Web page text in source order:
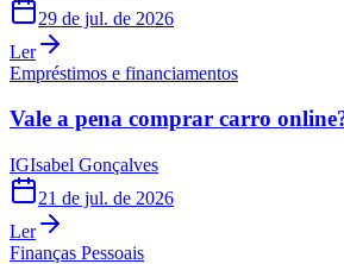
29 de jul. de 2026
Ler
Empréstimos e financiamentos
Vale a pena comprar carro
IGIsabel Gonçalves
21 de jul. de 2026
Ler
Finanças Pessoais